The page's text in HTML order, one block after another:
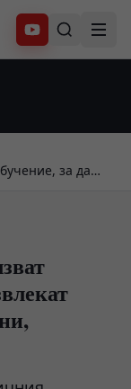
Абонирай се
за да